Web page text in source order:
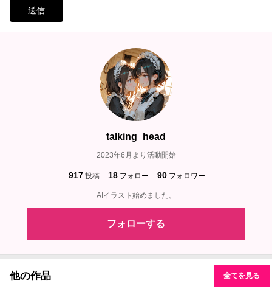
送信
talking_head
2023年6月より活動開始
917 投稿 18 フォロー 90 フォロワー
AIイラスト始めました。
フォローする
他の作品 全てを見る